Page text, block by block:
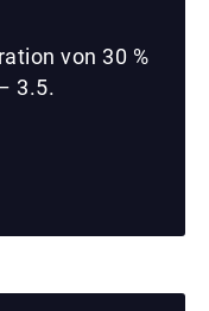
von 30 %
3.5.